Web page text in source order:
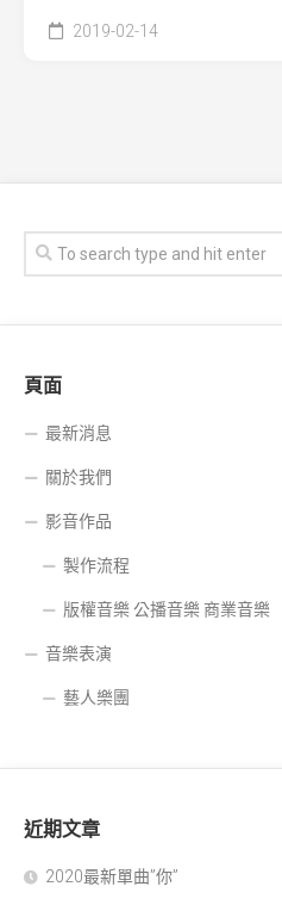
2019-02-14
頁面
最新消息
關於我們
影音作品
製作流程
版權音樂 公播音樂 商業音樂
音樂表演
藝人樂團
近期文章
2020最新單曲”你”